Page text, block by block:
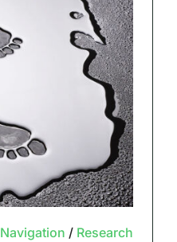
Navigation / Research